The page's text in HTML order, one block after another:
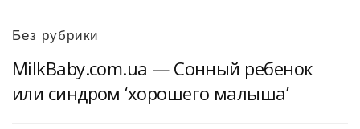
Без рубрики
MilkBaby.com.ua — Сонный ребенок
или синдром ‘хорошего малыша’